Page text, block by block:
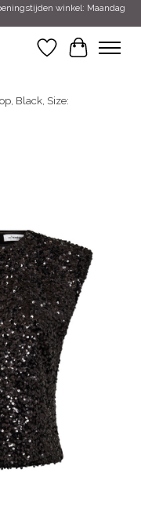
winkel: Maandag
Verlanglijst
Black, Size: